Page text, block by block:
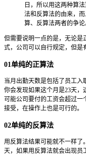
日，所以用这两种算
法和反算法的由来，
算、反算法两者的争论
但需要说明一点的是，无论是
式，公司可以自行规定，但是
01单纯的正算法
当月出勤天数是包括了员工入
你会发现如果这个月是23天，
可能公司要付的工资会超过一
接受，在操作上也是可行的。
02单纯的反算法
用反算法结果可能就不一样了
天，如果用反算法就会出现员